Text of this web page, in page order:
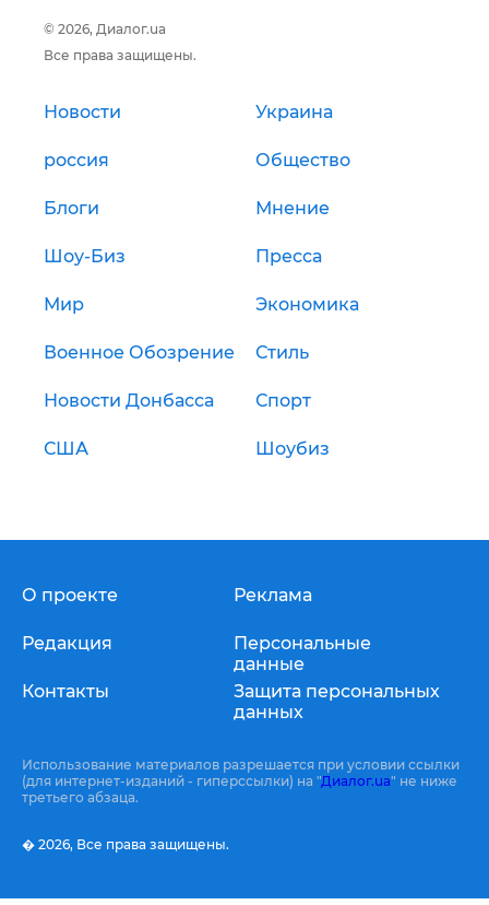
© 2026, Диалог.ua
Все права защищены.
Новости Украина
россия Общество
Блоги Мнение
Шоу-Биз Пресса
Мир Экономика
Военное Обозрение Стиль
Новости Донбасса Спорт
США Шоубиз
О проекте
Редакция
Контакты
Реклама
Персональные
данные
Защита персональных
данных
Использование материалов разрешается при условии ссылки
(для интернет-изданий - гиперссылки) на "Диалог.ua" не ниже
третьего абзаца.
� 2026, Все права защищены.